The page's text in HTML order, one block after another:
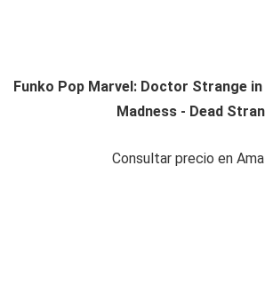
Funko Pop Marvel: Doctor Strange
Madness - Dead
Consultar precio en